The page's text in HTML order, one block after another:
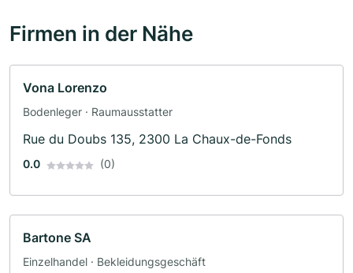
Firmen in der Nähe
Vona Lorenzo
Bodenleger · Raumausstatter
Rue du Doubs 135, 2300 La Chaux-de-Fonds
0.0 (0)
Bartone SA
Einzelhandel · Bekleidungsgeschäft